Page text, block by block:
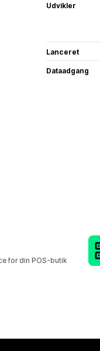
Udvikler
Lanceret
Dataadgang
for din POS-butik